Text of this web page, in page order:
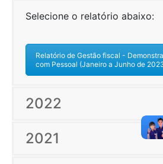
Selecione o relatório abaixo:
Relatório de Gestão fiscal -
com Pessoal (Janeiro a Junho de
2022
2021